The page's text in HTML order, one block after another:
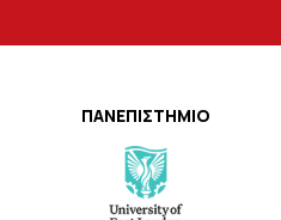
ΠΑΝΕΠΙΣΤΗΜΙΟ